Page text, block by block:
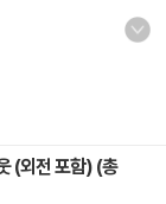
(외전 포함) (총